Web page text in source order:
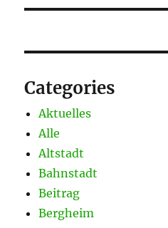
Categories
Aktuelles
Alle
Altstadt
Bahnstadt
Beitrag
Bergheim